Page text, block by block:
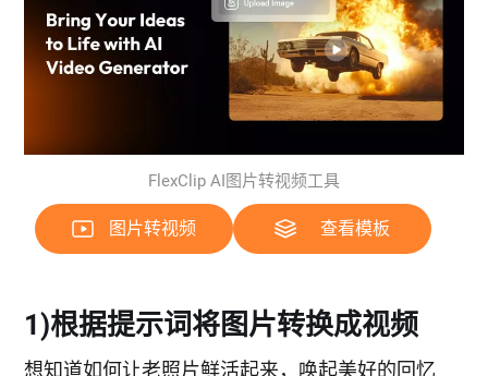
FlexClip AI图片转视频工具
图片转视频 查看模板
1)根据提示词将图片转换成视频
想知道如何让老照片鲜活起来，唤起美好的回忆